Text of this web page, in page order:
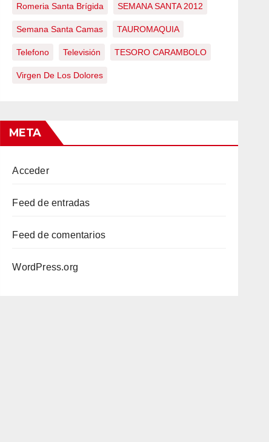
Romeria Santa Brígida SEMANA SANTA 2012
Semana Santa Camas TAUROMAQUIA
Telefono Televisión TESORO CARAMBOLO
Virgen De Los Dolores
META
Acceder
Feed de entradas
Feed de comentarios
WordPress.org